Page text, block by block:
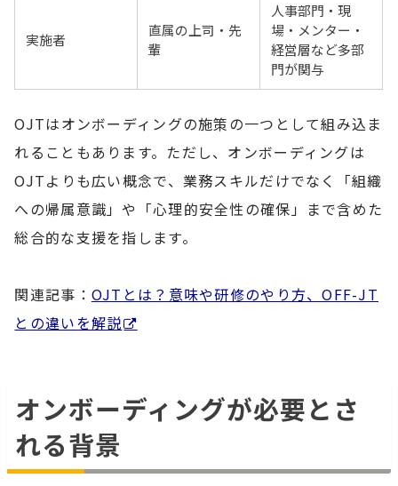
実施者
直属の上司・先
輩
人事部門・現
場・メンター・
経営層など多部
門が関与
OJTはオンボーディングの施策の一つとして組み込ま
れることもあります。ただし、オンボーディングは
OJTよりも広い概念で、業務スキルだけでなく「組織
への帰属意識」や「心理的安全性の確保」まで含めた
総合的な支援を指します。
関連記事： OJTとは？意味や研修のやり方、OFF-JT
との違いを解説
オンボーディングが必要とさ
れる背景